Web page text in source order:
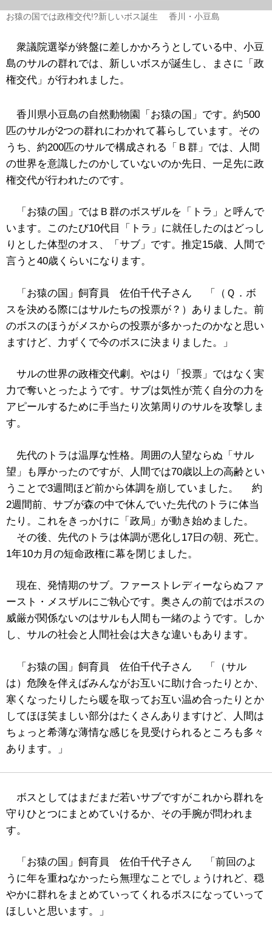
お猿の国では政権交代!?新しいボス誕生 香川・小豆島
衆議院選挙が終盤に差しかかろうとしている中、小豆
島のサルの群れでは、新しいボスが誕生し、まさに「政
権交代」が行われました。
香川県小豆島の自然動物園「お猿の国」です。約500
匹のサルが2つの群れにわかれて暮らしています。その
うち、約200匹のサルで構成される「Ｂ群」では、人間
の世界を意識したのかしていないのか先日、一足先に政
権交代が行われたのです。
「お猿の国」ではＢ群のボスザルを「トラ」と呼んで
います。このたび10代目「トラ」に就任したのはどっし
りとした体型のオス、「サブ」です。推定15歳、人間で
言うと40歳くらいになります。
「お猿の国」飼育員 佐伯千代子さん 「（Ｑ．ボ
スを決める際にはサルたちの投票が？）ありました。前
のボスのほうがメスからの投票が多かったのかなと思い
ますけど、力ずくで今のボスに決まりました。」
サルの世界の政権交代劇。やはり「投票」ではなく実
力で奪いとったようです。サブは気性が荒く自分の力を
アピールするために手当たり次第周りのサルを攻撃しま
す。
先代のトラは温厚な性格。周囲の人望ならぬ「サル
望」も厚かったのですが、人間では70歳以上の高齢とい
うことで3週間ほど前から体調を崩していました。 約
2週間前、サブが森の中で休んでいた先代のトラに体当
たり。これをきっかけに「政局」が動き始めました。
その後、先代のトラは体調が悪化し17日の朝、死亡。
1年10カ月の短命政権に幕を閉じました。
現在、発情期のサブ。ファーストレディーならぬファ
ースト・メスザルにご執心です。奥さんの前ではボスの
威厳が関係ないのはサルも人間も一緒のようです。しか
し、サルの社会と人間社会は大きな違いもあります。
「お猿の国」飼育員 佐伯千代子さん 「（サル
は）危険を伴えばみんながお互いに助け合ったりとか、
寒くなったりしたら暖を取ってお互い温め合ったりとか
してほほ笑ましい部分はたくさんありますけど、人間は
ちょっと希薄な薄情な感じを見受けられるところも多々
あります。」
ボスとしてはまだまだ若いサブですがこれから群れを
守りひとつにまとめていけるか、その手腕が問われま
す。
「お猿の国」飼育員 佐伯千代子さん 「前回のよ
うに年を重ねなかったら無理なことでしょうけれど、穏
やかに群れをまとめていってくれるボスになっていって
ほしいと思います。」